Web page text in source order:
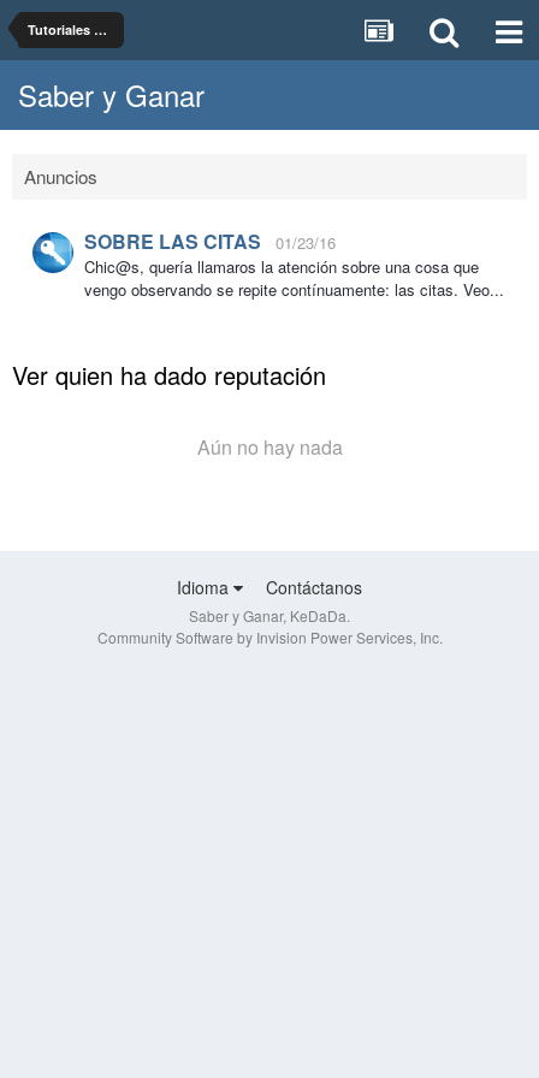
Tutoriales de uso del foro, actualizaciones y mejoras en las versiones
Saber y Ganar
Anuncios
SOBRE LAS CITAS
01/23/16
Chic@s, quería llamaros la atención sobre una cosa que
vengo observando se repite contínuamente: las citas. Veo...
Ver quien ha dado reputación
Aún no hay nada
Idioma Contáctanos
Saber y Ganar, KeDaDa.
Community Software by Invision Power Services, Inc.